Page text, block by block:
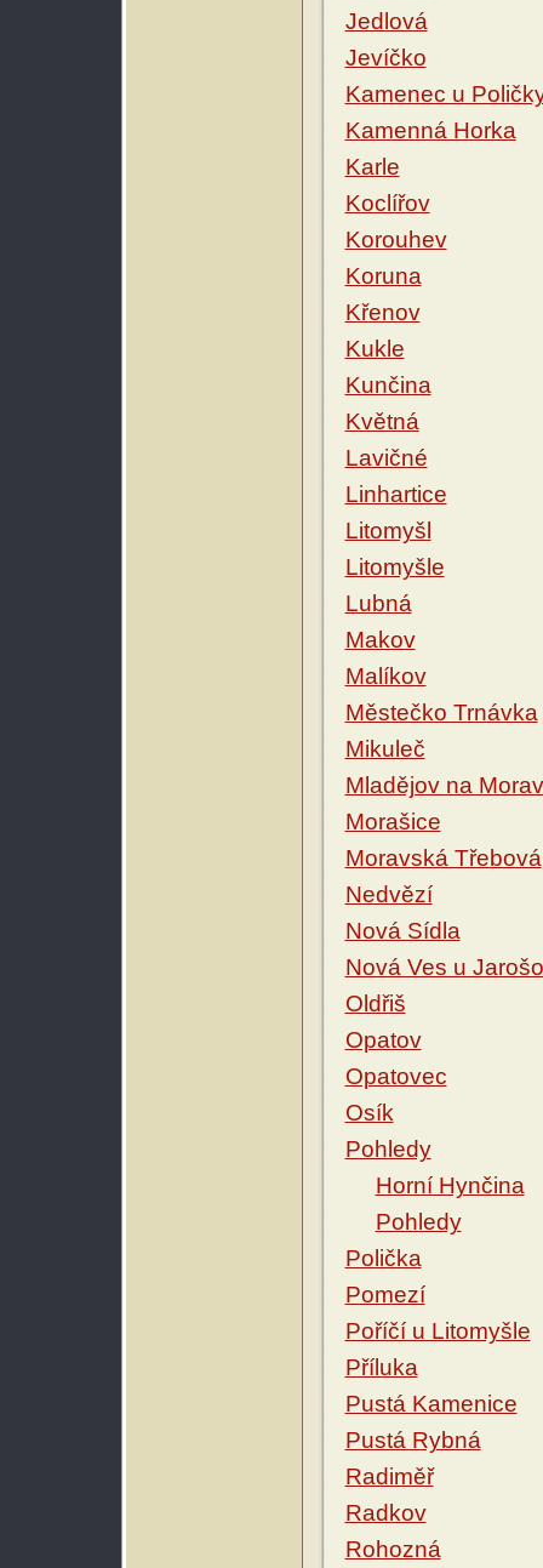
Jedlová
Jevíčko
Kamenec u
Kamenná Horka
Karle
Koclířov
Korouhev
Koruna
Křenov
Kukle
Kunčina
Květná
Lavičné
Linhartice
Litomyšl
Litomyšle
Lubná
Makov
Malíkov
Městečko Trnávka
Mikuleč
Mladějov na
Morašice
Moravská Třebová
Nedvězí
Nová Sídla
Nová Ves u
Oldřiš
Opatov
Opatovec
Osík
Pohledy
Horní Hynčina
Pohledy
Polička
Pomezí
Poříčí u Litomyšle
Příluka
Pustá Kamenice
Pustá Rybná
Radiměř
Radkov
Rohozná